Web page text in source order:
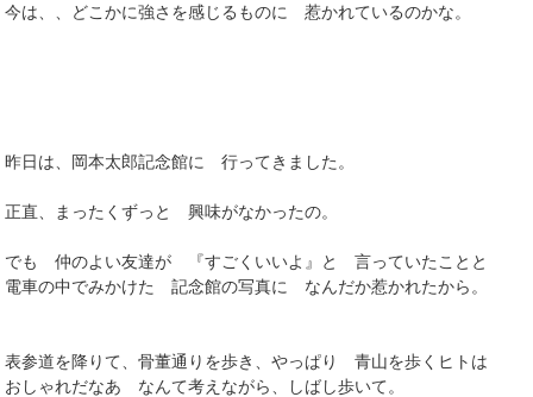
今は、、どこかに強さを感じるものに 惹かれているのかな。
昨日は、岡本太郎記念館に 行ってきました。
正直、まったくずっと 興味がなかったの。
でも 仲のよい友達が 『すごくいいよ』と 言っていたことと
電車の中でみかけた 記念館の写真に なんだか惹かれたから。
表参道を降りて、骨董通りを歩き、やっぱり 青山を歩くヒトは
おしゃれだなあ なんて考えながら、しばし歩いて。